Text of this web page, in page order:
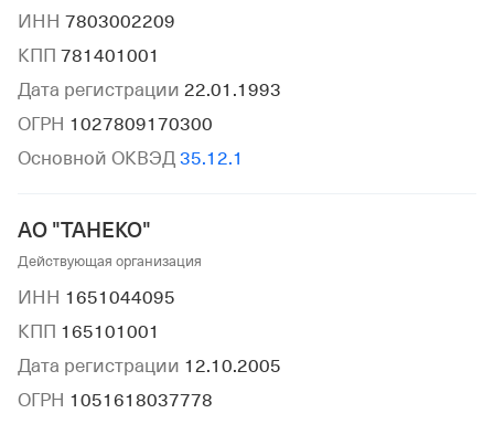
ИНН 7803002209
КПП 781401001
Дата регистрации 22.01.1993
ОГРН 1027809170300
Основной ОКВЭД 35.12.1
АО "ТАНЕКО"
Действующая организация
ИНН 1651044095
КПП 165101001
Дата регистрации 12.10.2005
ОГРН 1051618037778